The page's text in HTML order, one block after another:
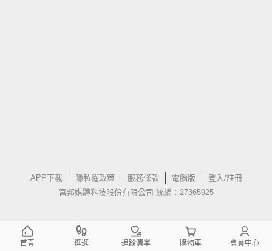
APP下載 隱私權政策 服務條款 電腦版
登入/註冊
富邦媒體科技股份有限公司 統編：27365925
首頁 逛逛 追蹤清單 購物車 會員中心